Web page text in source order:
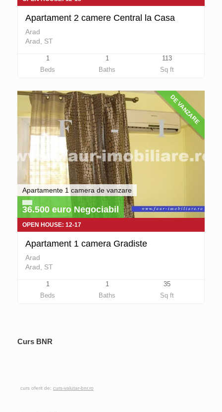
Apartament 2 camere Central la Casa
Arad
Arad, ST
1
Beds
1
Baths
113
Sq ft
DE VANZARE
Apartamente 1 camera de vanzare
36.500 euro Negociabil
OPEN HOUSE: 12-17
Apartament 1 camera Gradiste
Arad
Arad, ST
1
Beds
1
Baths
35
Sq ft
Curs BNR
curs oferit de: curs-valutar-bnr.ro